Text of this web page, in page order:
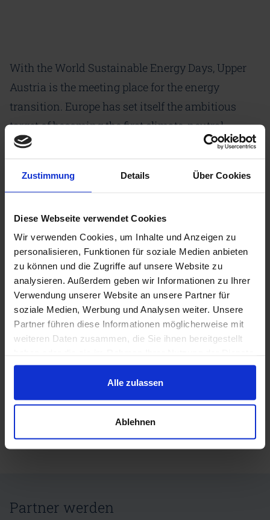
Zustimmung Details Über Cookies
Diese Webseite verwendet Cookies
Wir verwenden Cookies, um Inhalte und Anzeigen zu
personalisieren, Funktionen für soziale Medien anbieten
zu können und die Zugriffe auf unsere Website zu
analysieren. Außerdem geben wir Informationen zu Ihrer
Verwendung unserer Website an unsere Partner für
soziale Medien, Werbung und Analysen weiter. Unsere
Partner führen diese Informationen möglicherweise mit
weiteren Daten zusammen, die Sie ihnen bereitgestellt
gesammelt haben.
Alle zulassen
Ablehnen
With the World Sustainable Energy Days, Upper
Austria is the meeting place for the energy
transition. Europe has set itself the ambitious
target of becoming the first climate-neutral
continent. We present and discuss solutions to
highly-efficient and renewable energy systems,
and make the energy transition happen!
6+ Conferences
60+ Countries
100+ Speakers
650+ Participants
Zurück
Partner werden